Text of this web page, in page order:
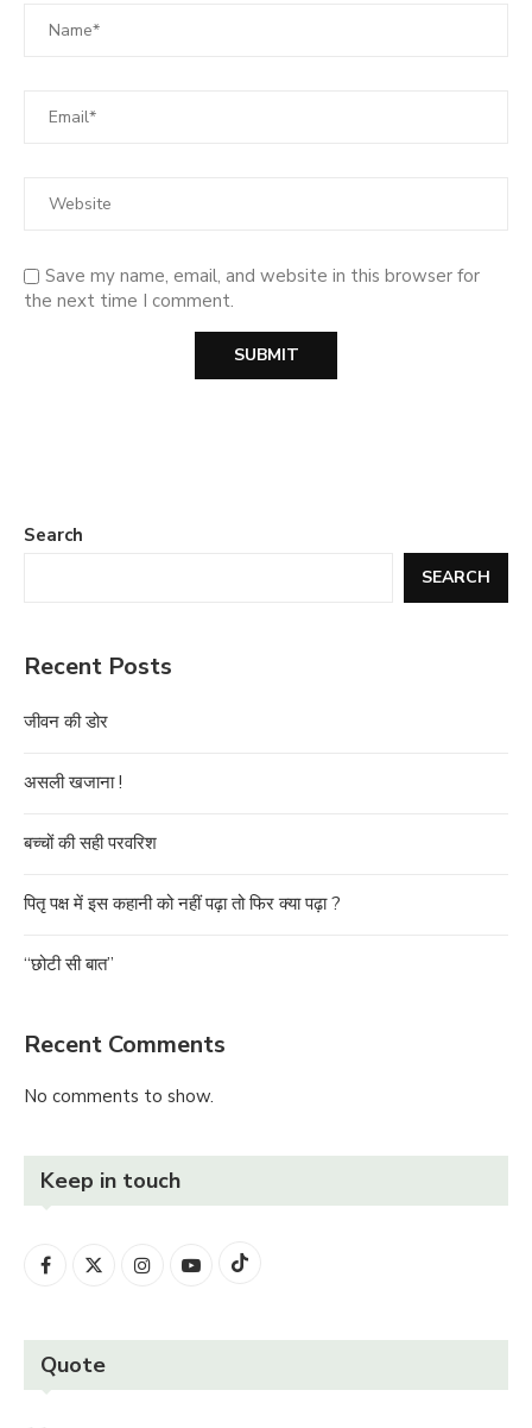
Save my name, email, and website in this browser for
the next time I comment.
Search
SEARCH
Recent Posts
जीवन की डोर
असली खजाना !
बच्चों की सही परवरिश
पितृ पक्ष में इस कहानी को नहीं पढ़ा तो फिर क्या पढ़ा ?
“छोटी सी बात”
Recent Comments
No comments to show.
Keep in touch
Quote